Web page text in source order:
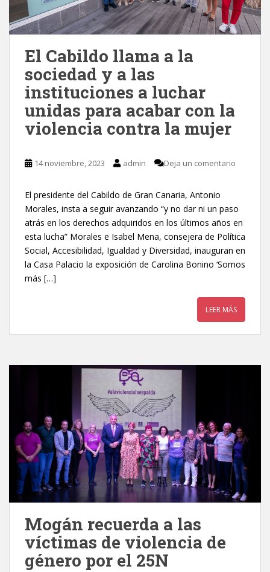
El Cabildo llama a la
sociedad y a las
instituciones a luchar
unidas para acabar con la
violencia contra la mujer
14 noviembre, 2023 admin Deja un comentario
El presidente del Cabildo de Gran Canaria, Antonio
Morales, insta a seguir avanzando “y no dar ni un paso
atrás en los derechos adquiridos en los últimos años en
esta lucha” Morales e Isabel Mena, consejera de Política
Social, Accesibilidad, Igualdad y Diversidad, inauguran en
la Casa Palacio la exposición de Carolina Bonino ‘Somos
más […]
LEER MÁS
Mogán recuerda a las
víctimas de violencia de
género por el 25N